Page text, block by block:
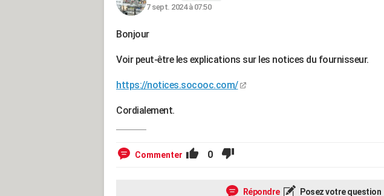
7 sept. 2024 à 07:50
Bonjour
Voir peut-être les explications sur les notices du fournisseur.
https://notices.socooc.com/
Cordialement.
Commenter 0
Répondre Posez votre question